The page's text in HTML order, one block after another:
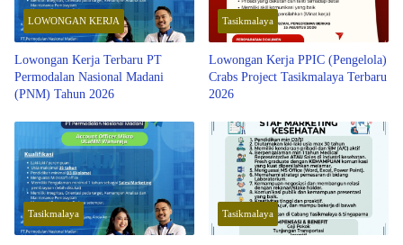
LOWONGAN KERJA
Lowongan Kerja Terbaru PT
Permodalan Nasional Madani
(PNM) Tahun 2026
Tasikmalaya
Lowongan Kerja PPIC (Pengelola)
Crabs Project Tasikmalaya Terbaru
2026
Tasikmalaya Tasikmalaya